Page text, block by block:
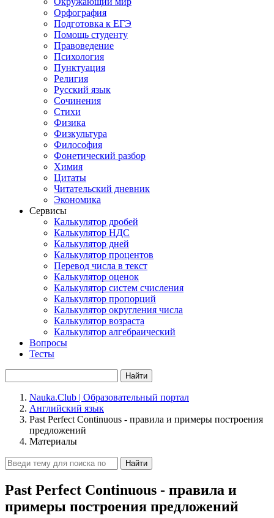
Орфография
Подготовка к ЕГЭ
Помощь студенту
Правоведение
Психология
Пунктуация
Религия
Русский язык
Сочинения
Стихи
Физика
Физкультура
Философия
Фонетический разбор
Химия
Цитаты
Читательский дневник
Экономика
Сервисы
Калькулятор дробей
Калькулятор НДС
Калькулятор дней
Калькулятор процентов
Перевод числа в текст
Калькулятор оценок
Калькулятор систем счисления
Калькулятор пропорций
Калькулятор округления числа
Калькулятор возраста
Калькулятор алгебраический
Вопросы
Тесты
Найти
Nauka.Club | Образовательный портал
Английский язык
Рast Рerfect Сontinuous - правила и примеры построения
предложений
Материалы
Найти
Рast Рerfect Сontinuous - правила и
примеры построения предложений